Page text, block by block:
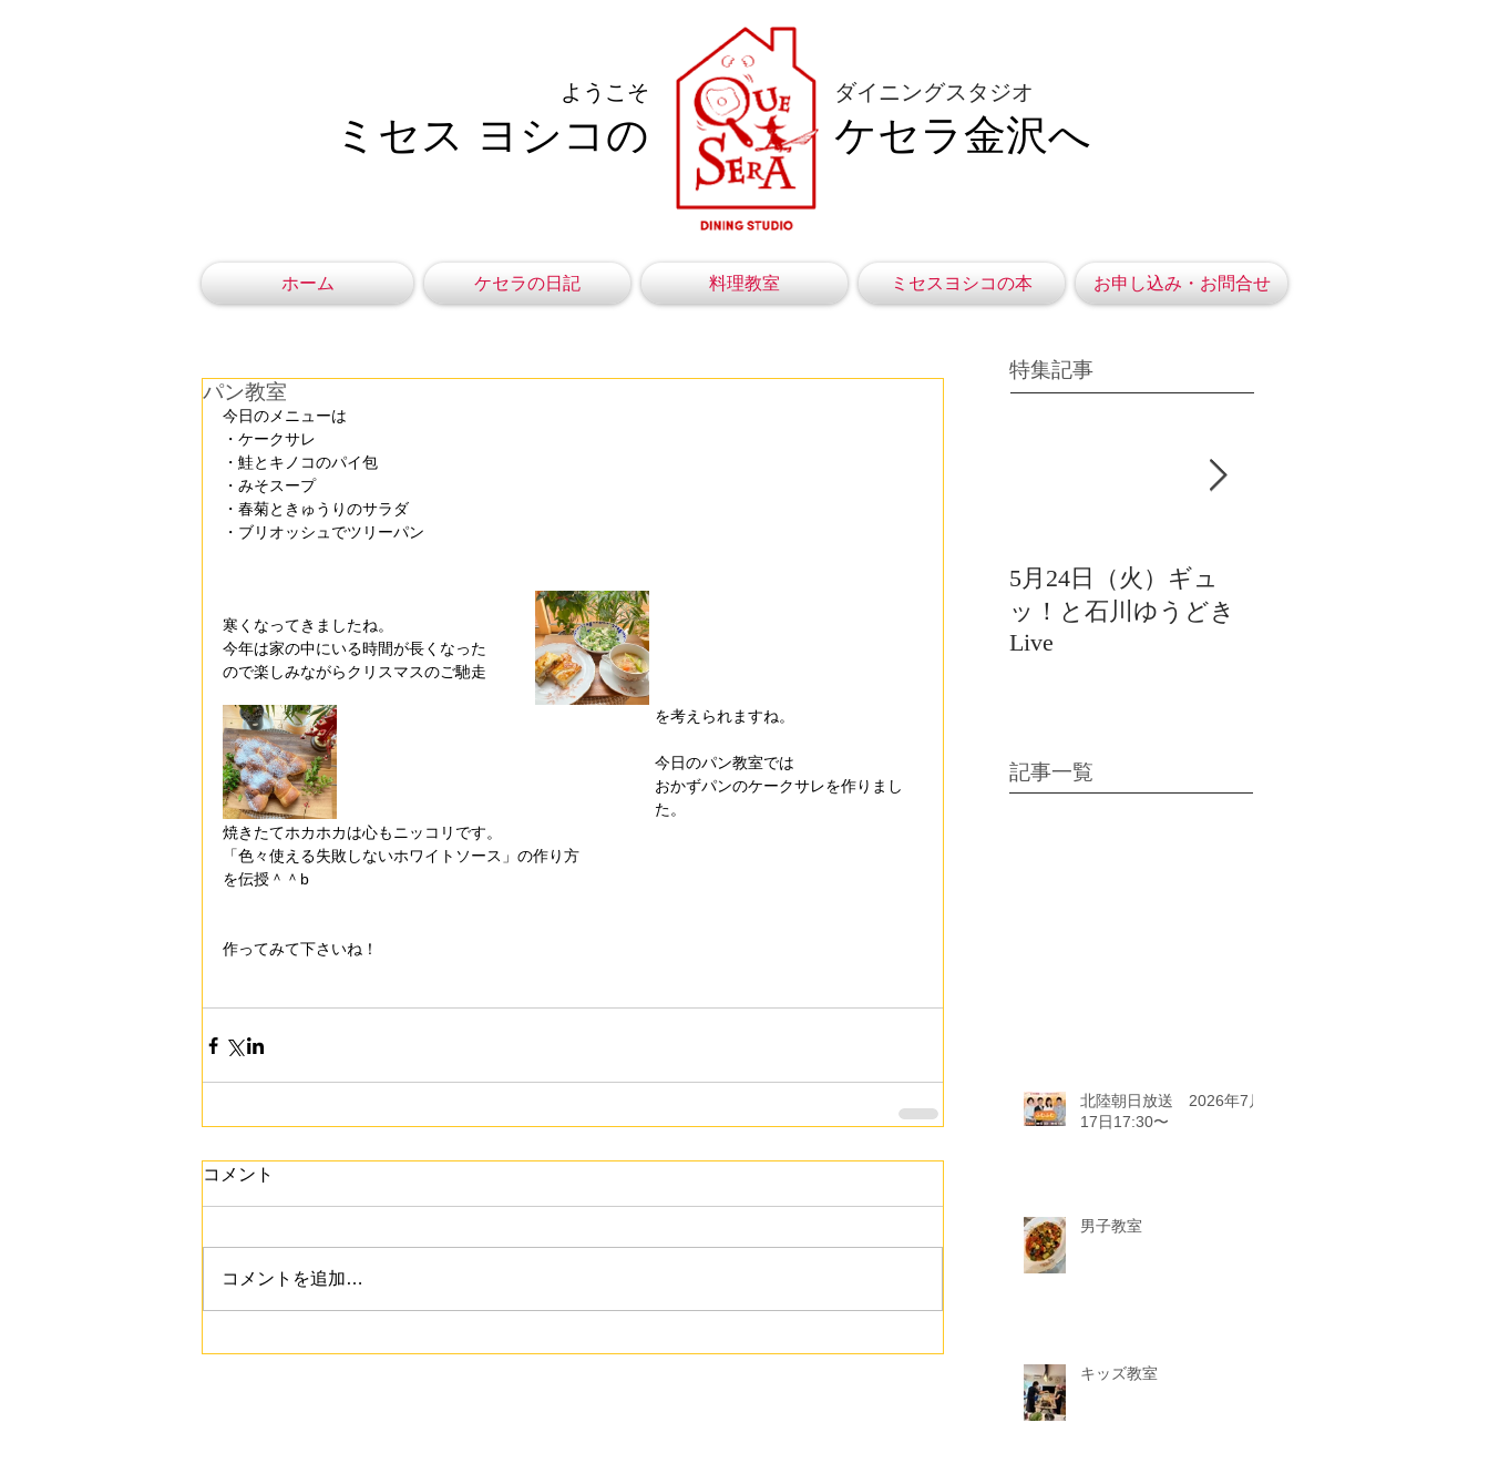
ようこそ
ミセス ヨシコの
ダイニングスタジオ
ケセラ金沢へ
ホーム ケセラの日記 料理教室 ミセスヨシコの本 お申し込み・お問合せ
パン教室
今日のメニューは
・ケークサレ
・鮭とキノコのパイ包
・みそスープ
・春菊ときゅうりのサラダ
・ブリオッシュでツリーパン
寒くなってきましたね。
今年は家の中にいる時間が長くなった
ので楽しみながらクリスマスのご馳走
を考えられますね。
今日のパン教室では
おかずパンのケークサレを作りまし
た。
焼きたてホカホカは心もニッコリです。
「色々使える失敗しないホワイトソース」の作り方
を伝授＾＾b
作ってみて下さいね！
コメント
コメントを追加…
特集記事
5月24日（火）ギュ
ッ！と石川ゆうどき
Live
記事一覧
北陸朝日放送 2026年7月
17日17:30〜
男子教室
キッズ教室